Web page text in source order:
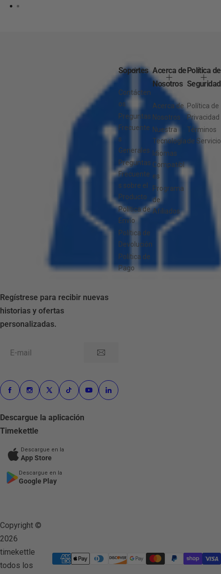
Regístrese para recibir nuevas
historias y ofertas
personalizadas.
E-mail
Descargue la aplicación
Timekettle
Descargue en la
App Store
Descargue en la
Google Play
Soportes
Contácten
os
Preguntas
Frecuente
s
Generales
Preguntas
Frecuente
s sobre el
Producto
Política de
Envío
Política de
Devolución
Política de
Pago
Acerca de
Nosotros
Acerca de
Nosotros
Nuestra
Tecnología
Idiomas
Compatibl
es
Programa
de
Afiliados
Política de
Seguridad
Política de
Privacidad
Términos
de Servicio
Copyright ©
2026
timekettle
todos los